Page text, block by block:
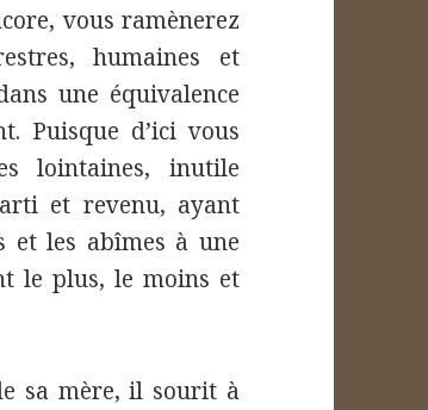
vous ramènerez
humaines et
une équivalence
Puisque d’ici vous
lointaines, inutile
et revenu, ayant
les abîmes à une
le plus, le moins et
sa mère, il sourit à